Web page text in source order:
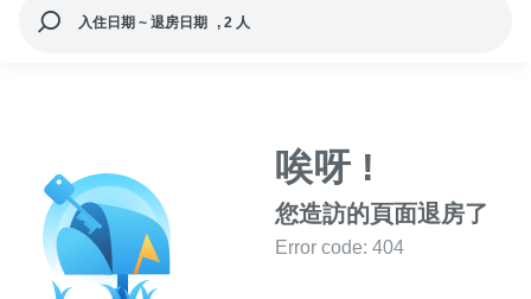
入住日期 ~ 退房日期 , 2 人
唉呀 !
您造訪的頁面退房了
Error code: 404